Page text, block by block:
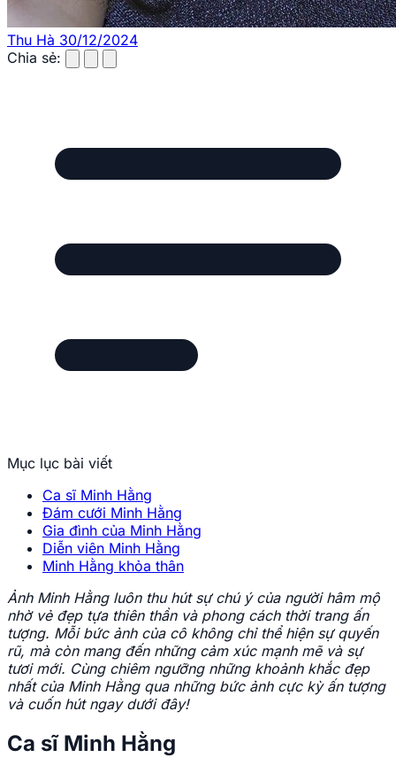
Thu Hà 30/12/2024
Chia sẻ:
Mục lục bài viết
Ca sĩ Minh Hằng
Đám cưới Minh Hằng
Gia đình của Minh Hằng
Diễn viên Minh Hằng
Minh Hằng khỏa thân
Ảnh Minh Hằng luôn thu hút sự chú ý của người hâm mộ
nhờ vẻ đẹp tựa thiên thần và phong cách thời trang ấn
tượng. Mỗi bức ảnh của cô không chỉ thể hiện sự quyến
rũ, mà còn mang đến những cảm xúc mạnh mẽ và sự
tươi mới. Cùng chiêm ngưỡng những khoảnh khắc đẹp
nhất của Minh Hằng qua những bức ảnh cực kỳ ấn tượng
và cuốn hút ngay dưới đây!
Ca sĩ Minh Hằng